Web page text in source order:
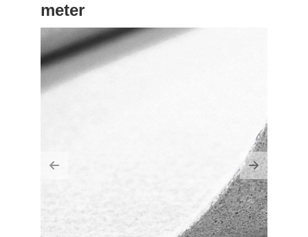
meter
Previous Next